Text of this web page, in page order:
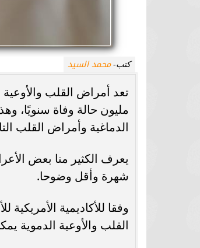
كتب-محمد السيد
مليون حالة وفاة سنويًا،
الدماغية وأمراض القلب
يعرف الكثير منا بعض
شهرة وأقل وضوحا.
القلب والأوعية الدموية